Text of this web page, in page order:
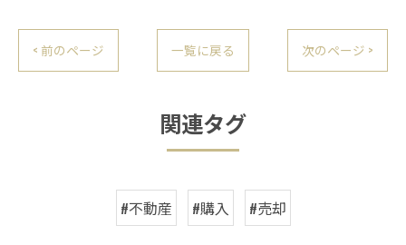
< 前のページ 一覧に戻る 次のページ >
関連タグ
#不動産 #購入 #売却